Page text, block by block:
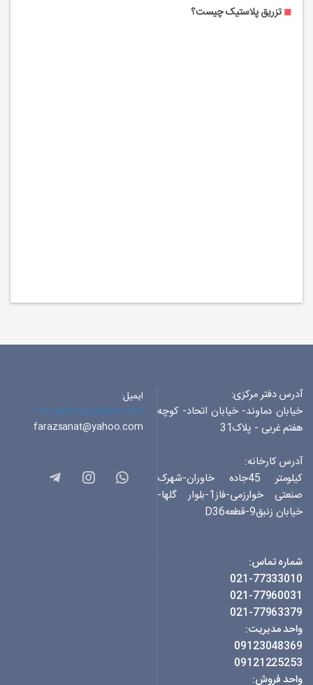
تزریق پلاستیک چیست؟
آدرس دفتر مرکزی:
خیابان دماوند- خیابان اتحاد- کوچه
هفتم غربی - پلاک31
آدرس کارخانه:
کیلومتر 45جاده خاوران-شهرک
صنعتی خوارزمی-فاز1-بلوار گلها-
خیابان زنبق9-قطعهD36
شماره تماس:
021-77333010
021-77960031
021-77963379
واحد مدیریت:
09123048369
09121225253
واحد فروش:
ایمیل:
info@farazsanaat.com
farazsanat@yahoo.com